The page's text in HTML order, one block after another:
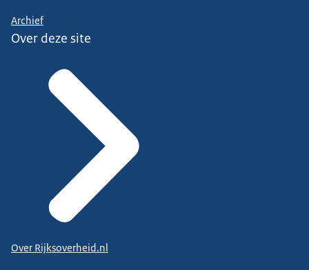
Archief
Over deze site
Over Rijksoverheid.nl